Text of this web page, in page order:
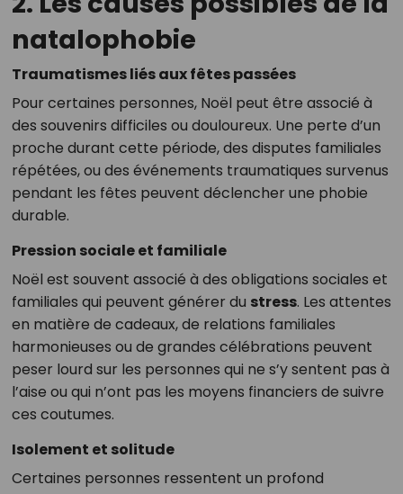
natalophobie
Traumatismes liés aux fêtes passées
Pour certaines personnes, Noël peut être associé à
des souvenirs difficiles ou douloureux. Une perte d’un
proche durant cette période, des disputes familiales
répétées, ou des événements traumatiques survenus
pendant les fêtes peuvent déclencher une phobie
durable.
Pression sociale et familiale
Noël est souvent associé à des obligations sociales et
familiales qui peuvent générer du stress. Les attentes
en matière de cadeaux, de relations familiales
harmonieuses ou de grandes célébrations peuvent
peser lourd sur les personnes qui ne s’y sentent pas à
l’aise ou qui n’ont pas les moyens financiers de suivre
ces coutumes.
Isolement et solitude
Certaines personnes ressentent un profond